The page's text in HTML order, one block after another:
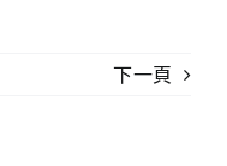
下一頁